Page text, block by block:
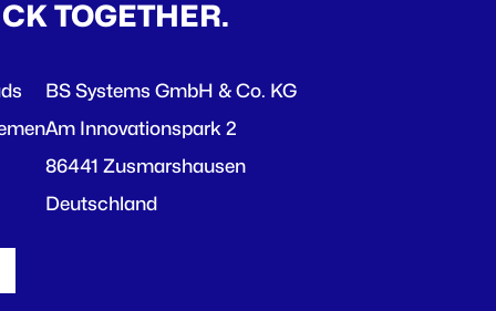
TOGETHER.
BS Systems GmbH & Co. KG
Am Innovationspark 2
86441 Zusmarshausen
Deutschland